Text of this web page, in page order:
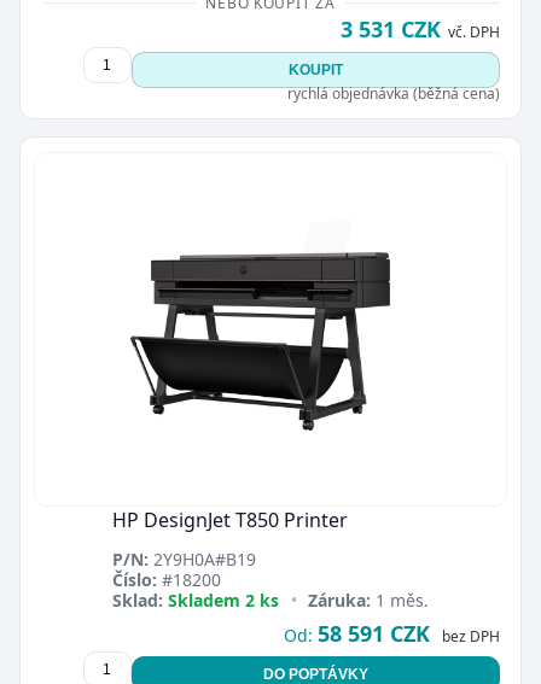
3 531 CZK vč. DPH
KOUPIT
rychlá objednávka (běžná cena)
HP DesignJet T850 Printer
P/N: 2Y9H0A#B19
Číslo: #18200
Sklad: Skladem 2 ks • Záruka: 1 měs.
Od: 58 591 CZK bez DPH
DO POPTÁVKY